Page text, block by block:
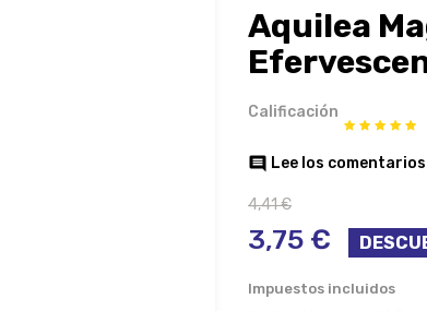
Aquilea
Calificación
 Lee los
4,41 €
3,75 €
Impuestos incluidos